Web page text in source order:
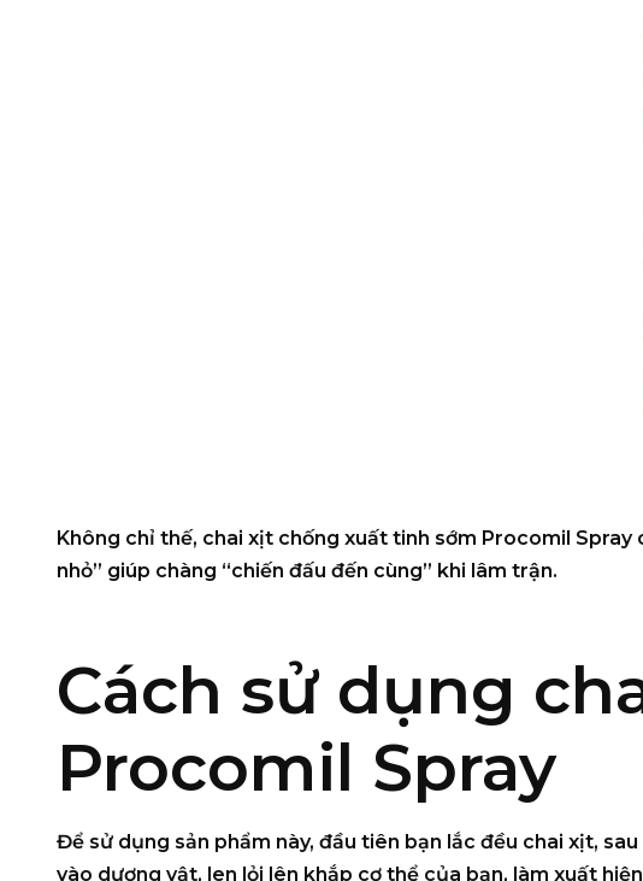
Không chỉ thế, chai xịt chống xuất tinh sớm Procomil Spray
nhỏ” giúp chàng “chiến đấu đến cùng” khi lâm trận.
Cách sử dụng
Procomil Spray
Để sử dụng sản phẩm này, đầu tiên bạn lắc đều chai xịt,
vào dương vật, len lỏi lên khắp cơ thể của bạn, làm xuất